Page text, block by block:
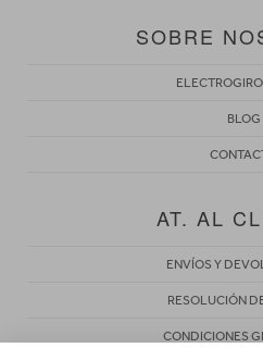
SOBRE
BLOG
AT. AL
ENVÍOS Y
RESOLUCIÓN
CONDICIONES